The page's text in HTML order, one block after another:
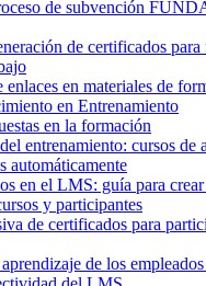
de subvención
de certificados para
en materiales de
en Entrenamiento
en la formación
entrenamiento: cursos de
automáticamente
en el LMS: guía para
y participantes
de certificados para
de los